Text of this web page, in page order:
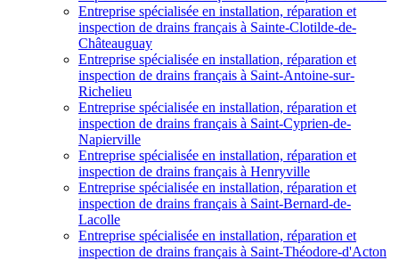
Entreprise spécialisée en installation, réparation et
inspection de drains français à Sainte-Clotilde-de-
Châteauguay
Entreprise spécialisée en installation, réparation et
inspection de drains français à Saint-Antoine-sur-
Richelieu
Entreprise spécialisée en installation, réparation et
inspection de drains français à Saint-Cyprien-de-
Napierville
Entreprise spécialisée en installation, réparation et
inspection de drains français à Henryville
Entreprise spécialisée en installation, réparation et
inspection de drains français à Saint-Bernard-de-
Lacolle
Entreprise spécialisée en installation, réparation et
inspection de drains français à Saint-Théodore-d'Acton